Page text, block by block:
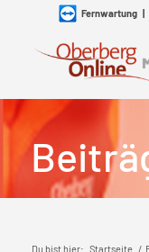
Fernwartung|
Du bist hier: Startseite /